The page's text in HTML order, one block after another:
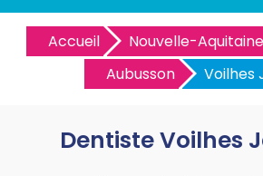
Accueil Nouvelle-Aquitaine
Aubusson
Voilhes
Dentiste Voilhes